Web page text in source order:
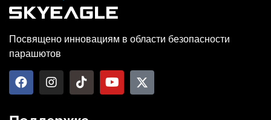
Посвящено инновациям в области безопасности
парашютов